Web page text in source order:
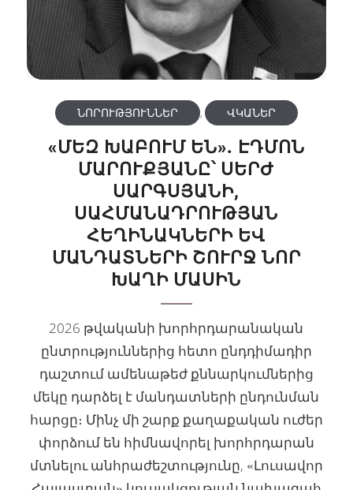
«ՄԵԶ ԽԱԲՈՒՄ ԵՆ». ԷԴՄՈՆ
ՄԱՐՈՒՔՅԱՆԸ՝ ՍԵՐԺ
ՍԱՐԳՍՅԱՆԻ,
ՍԱՀՄԱՆԱԴՐՈՒԹՅԱՆ
ՀԵՂԻՆԱԿՆԵՐԻ ԵՎ
ՄԱՆԴԱՏՆԵՐԻ ՇՈՒՐՋ ՆՈՐ
ԽԱՂԻ ՄԱՍԻՆ
ՆՈՐՈՒԹՅՈՒՆՆԵՐ , ՎԿԱՆԵՐ
2026 թվականի խորհրդարանական
ընտրություններից հետո ընդդիմադիր
դաշտում ամենաթեժ քննարկումներից
մեկը դարձել է մանդատների ընդունման
հարցը։ Մինչ մի շարք քաղաքական ուժեր
փորձում են հիմնավորել խորհրդարան
մտնելու անհրաժեշտությունը, «Լուսավոր